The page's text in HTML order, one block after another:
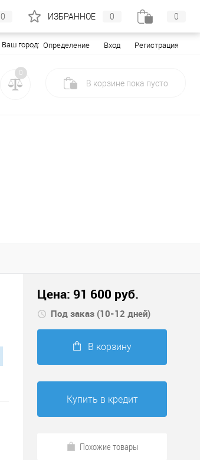
Ваш город: Определение Вход Регистрация
0
В корзине пока пусто
Цена: 91 600 руб.
Под заказ (10-12 дней)
В корзину
Купить в кредит
Похожие товары
0 ИЗБРАННОЕ 0 0